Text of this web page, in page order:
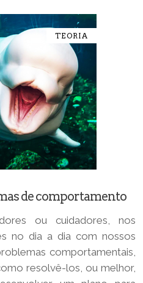
TEORIA
de comportamento
ou cuidadores, nos
no dia a dia com nossos
comportamentais,
resolvê-los, ou melhor,